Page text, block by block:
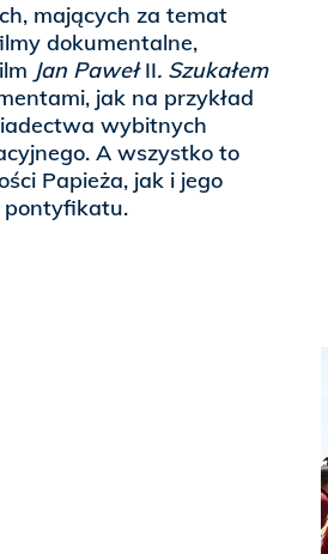
mających za temat
dokumentalne,
Jan PawełII. Szukałem
jak na przykład
wybitnych
A wszystko to
Papieża, jak i jego
pontyfikatu.